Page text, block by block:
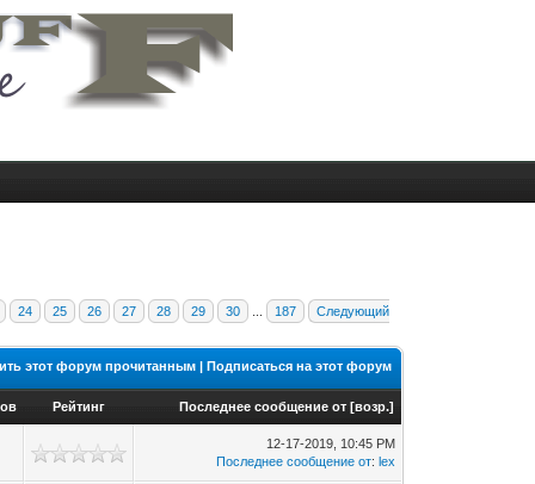
24 25 26 27 28 29 30 187
Следующий
этот форум прочитанным |Подписаться на этот форум
Рейтинг Последнее сообщение от [возр.]
12-17-2019, 10:45 PM
Последнее сообщение от:lex